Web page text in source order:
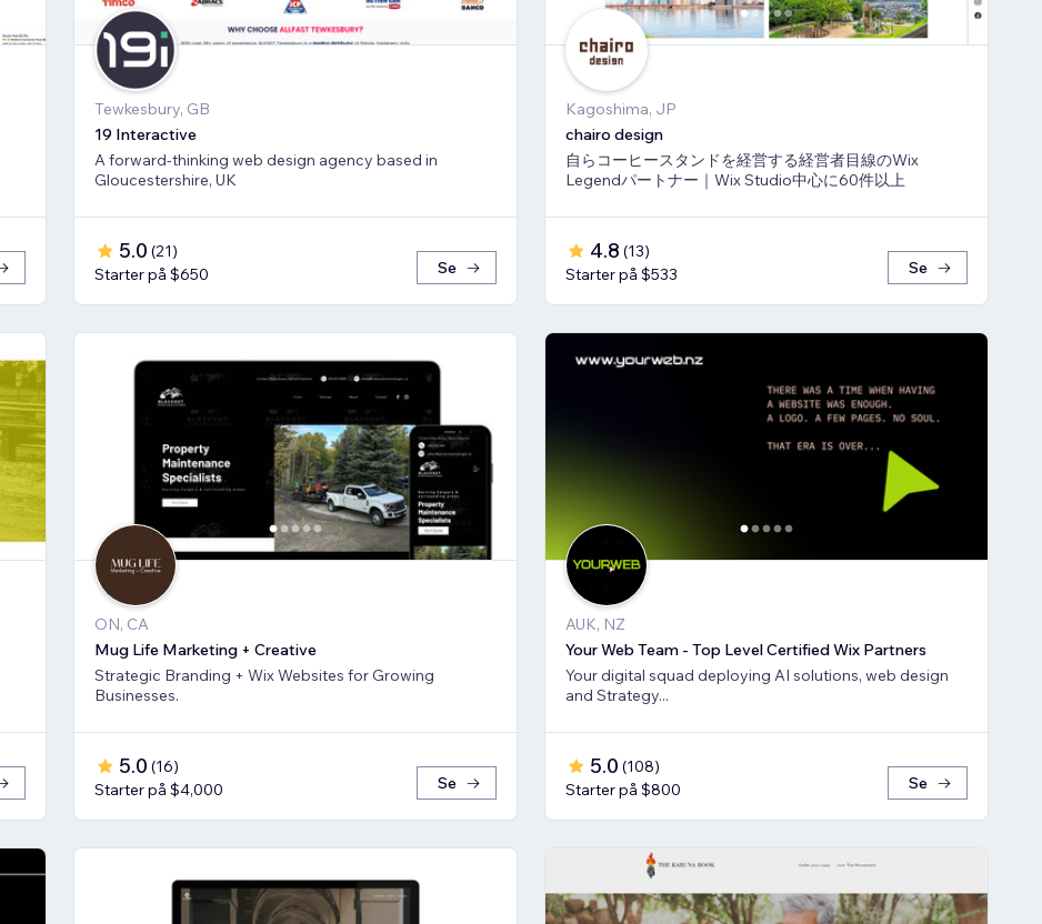
Tewkesbury, GB
19 Interactive
A forward-thinking web design agency based in
Gloucestershire, UK
5.0 (21)
Starter på $650
Se
Kagoshima, JP
chairo design
自らコーヒースタンドを経営する経営者目線のWix
Legendパートナー｜Wix Studio中心に60件以上
4.8 (13)
Starter på $533
Se
ON, CA
Mug Life Marketing + Creative
Strategic Branding + Wix Websites for Growing
Businesses.
5.0 (16)
Starter på $4,000
Se
AUK, NZ
Your Web Team - Top Level Certified Wix Partners
Your digital squad deploying AI solutions, web design
and Strategy...
5.0 (108)
Starter på $800
Se